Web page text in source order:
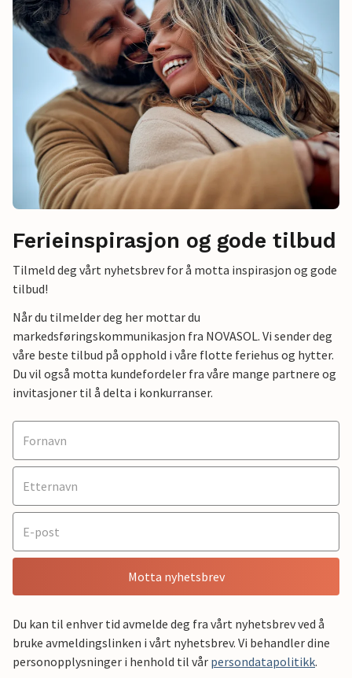
Ferieinspirasjon og gode tilbud
Tilmeld deg vårt nyhetsbrev for å motta inspirasjon og gode
tilbud!
Når du tilmelder deg her mottar du
markedsføringskommunikasjon fra NOVASOL. Vi sender deg
våre beste tilbud på opphold i våre flotte feriehus og hytter.
Du vil også motta kundefordeler fra våre mange partnere og
invitasjoner til å delta i konkurranser.
Motta nyhetsbrev
Du kan til enhver tid avmelde deg fra vårt nyhetsbrev ved å
bruke avmeldingslinken i vårt nyhetsbrev. Vi behandler dine
personopplysninger i henhold til vår persondatapolitikk.